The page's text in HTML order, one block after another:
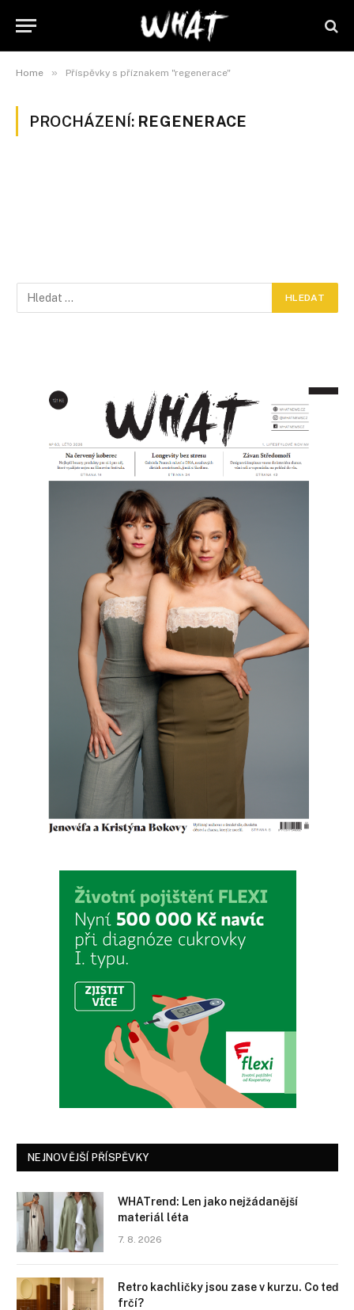
Home » Příspěvky s příznakem "regenerace"
PROCHÁZENÍ: REGENERACE
NEJNOVĚJŠÍ PŘÍSPĚVKY
WHATrend: Len jako nejžádanější
materiál léta
7. 8. 2026
Retro kachličky jsou zase v kurzu. Co teď
frčí?